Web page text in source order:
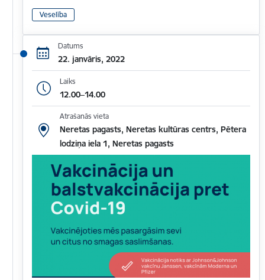
Veselība
Datums
22. janvāris, 2022
Laiks
12.00–14.00
Atrašanās vieta
Neretas pagasts, Neretas kultūras centrs, Pētera
lodziņa iela 1, Neretas pagasts